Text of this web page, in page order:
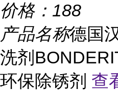
价格： 188
产品名称德国
洗剂
环保除锈剂 查